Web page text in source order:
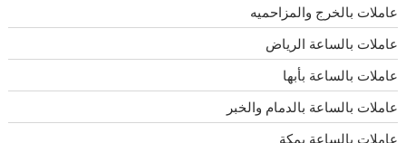
عاملات بالخرج والمزاحميه
عاملات بالساعة الرياض
عاملات بالساعة بأبها
عاملات بالساعة بالدمام والخبر
عاملات بالساعة بمكة